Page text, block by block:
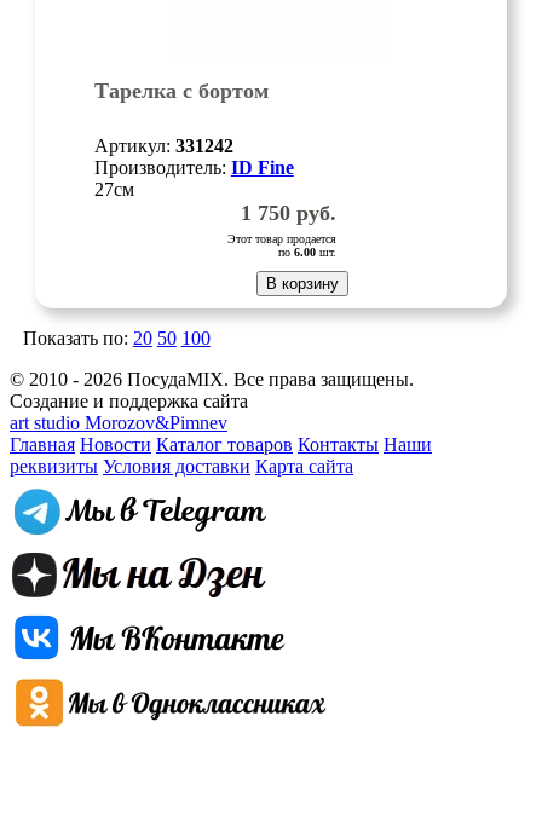
Тарелка с бортом
Артикул: 331242
Производитель: ID Fine
27см
1 750руб.
Этот товар продается
по 6.00шт.
В корзину
Показать по: 20 50 100
© 2010 - 2026 ПосудаMIX. Все права защищены.
Создание и поддержка сайта
art studio Morozov&Pimnev
Главная Новости Каталог товаров Контакты Наши
реквизиты Условия доставки Карта сайта